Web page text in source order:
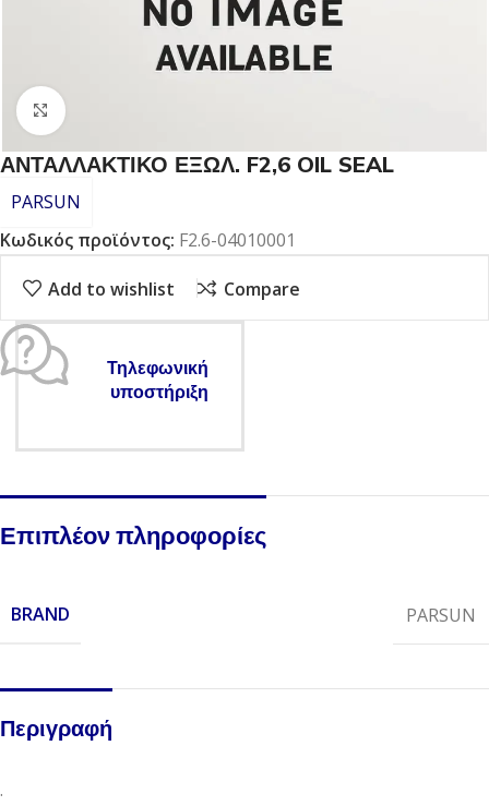
Click to enlarge
ΑΝΤΑΛΛΑΚΤΙΚΟ ΕΞΩΛ. F2,6 OIL SEAL
PARSUN
Κωδικός προϊόντος: F2.6-04010001
Add to wishlist Compare
Τηλεφωνική
υποστήριξη
Επιπλέον πληροφορίες
BRAND PARSUN
Περιγραφή
.